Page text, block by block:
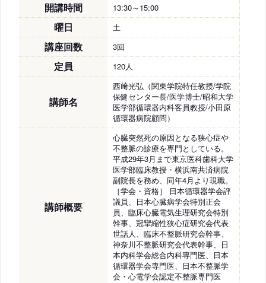
開講時間 13:30～15:00
曜日 土
講座回数 3回
定員 120人
講師名
西﨑光弘（関東学院特任教授/学院
保健センター長/医学博士/昭和大学
医学部循環器内科客員教授/小田原
循環器病院顧問）
講師概要
心臓突然死の原因となる狭心症や
不整脈の診療を専門としている。
平成29年3月まで東京医科歯科大学
医学部臨床教授・横浜南共済病院
副院長を務め、同年4月より現職。
［学会・資格］ 日本循環器学会評
議員、日本心臓病学会特別正会
員、臨床心臓電気生理研究会特別
幹事、冠攣縮性狭心症研究会代表
世話人、臨床不整脈研究会幹事、
神奈川不整脈研究会代表幹事、日
本内科学会総合内科専門医、日本
循環器学会専門医、日本不整脈学
会・心電学会認定不整脈専門医